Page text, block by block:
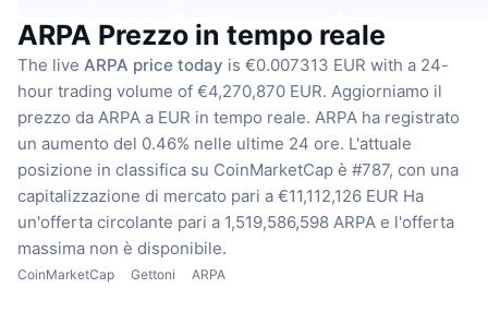
ARPA Prezzo in tempo reale
The live ARPA price today is €0.007313 EUR with a 24-
hour trading volume of €4,270,870 EUR. Aggiorniamo il
prezzo da ARPA a EUR in tempo reale. ARPA ha registrato
un aumento del 0.46% nelle ultime 24 ore. L'attuale
posizione in classifica su CoinMarketCap è #787, con una
capitalizzazione di mercato pari a €11,112,126 EUR Ha
un'offerta circolante pari a 1,519,586,598 ARPA e l'offerta
massima non è disponibile.
CoinMarketCap Gettoni ARPA